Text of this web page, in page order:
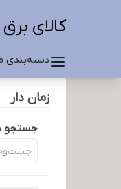
کالای
دسته‌بندی
زمان دار
جستجو